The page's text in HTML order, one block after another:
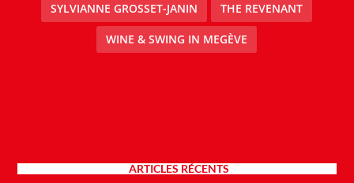
SYLVIANNE GROSSET-JANIN THE REVENANT
WINE & SWING IN MEGÈVE
ARTICLES RÉCENTS